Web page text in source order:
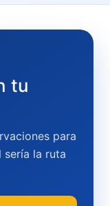
tu
para
la ruta